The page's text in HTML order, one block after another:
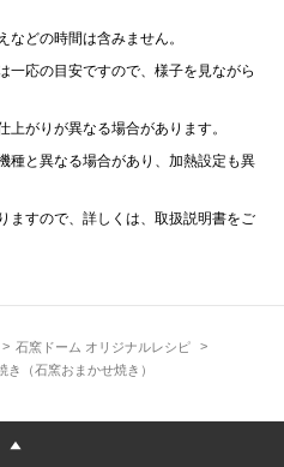
石窯ドーム オリジナルレシピ
き（石窯おまかせ焼き）
どの時間は含みません。
一応の目安ですので、様子を見ながら
がりが異なる場合があります。
種と異なる場合があり、加熱設定も異
ますので、詳しくは、取扱説明書をご